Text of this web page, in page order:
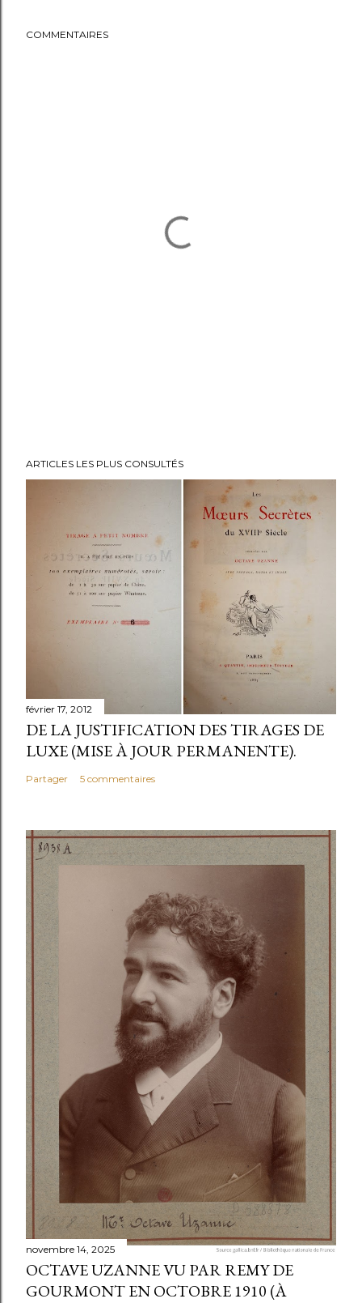
COMMENTAIRES
ARTICLES LES PLUS CONSULTÉS
février 17, 2012
DE LA JUSTIFICATION DES TIRAGES DE
LUXE (MISE À JOUR PERMANENTE).
Partager 5 commentaires
novembre 14, 2025
OCTAVE UZANNE VU PAR REMY DE
GOURMONT EN OCTOBRE 1910 (À